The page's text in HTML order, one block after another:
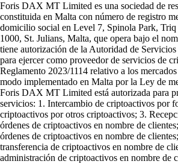
Foris DAX MT Limited es una sociedad de
constituida en Malta con número de registro
domicilio social en Level 7, Spinola Park,
1000, St. Julians, Malta, que opera bajo el
tiene autorización de la Autoridad de
para ejercer como proveedor de servicios de
Reglamento 2023/1114 relativo a los
modo implementado en Malta por la Ley de
Foris DAX MT Limited está autorizada para
servicios: 1. Intercambio de criptoactivos por
criptoactivos por otros criptoactivos; 3.
órdenes de criptoactivos en nombre de
órdenes de criptoactivos en nombre de
transferencia de criptoactivos en nombre de
administración de criptoactivos en nombre de